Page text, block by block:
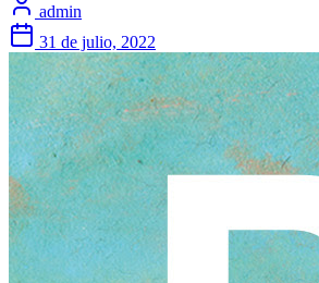
admin
31 de julio, 2022